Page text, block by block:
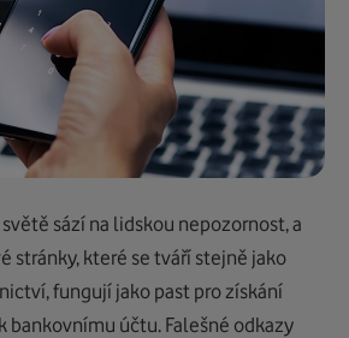
sází na lidskou nepozornost,a
stránky, které se tváří stejně jako
fungují jako past pro získání
bankovnímu účtu. Falešné odkazy